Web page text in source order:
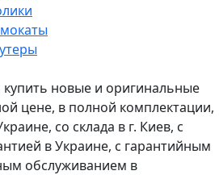
купить новые и оригинальные
цене, в полной комплектации,
со склада в г. Киев, с
в Украине, с гарантийным
обслуживанием в